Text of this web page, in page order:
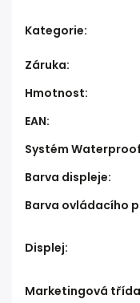
Kategorie:
Záruka:
Hmotnost:
EAN:
Systém Waterproof
Barva displeje:
Barva ovládacího
Displej:
Marketingová třída